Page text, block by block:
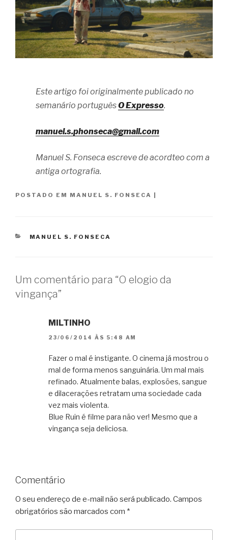
Este artigo foi originalmente publicado no
semanário portuguêsO Expresso.
manuel.s.phonseca@gmail.com
Manuel S. Fonseca escreve de acordteo com a
antiga ortografia.
POSTADO EM MANUEL S. FONSECA
CATEGORIAS
MANUEL S. FONSECA
Um comentário para “O elogio da
vingança”
MILTINHO
23/06/2014 ÀS 5:48 AM
Fazer o mal é instigante. O cinema já mostrou o
mal de forma menos sanguinária. Um mal mais
refinado. Atualmente balas, explosões, sangue
e dilacerações retratam uma sociedade cada
vez mais violenta.
Blue Ruin é filme para não ver! Mesmo que a
vingança seja deliciosa.
Comentário
O seu endereço de e-mail não será publicado. Campos
obrigatórios são marcados com *